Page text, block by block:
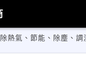
熱氣、節能、除塵、調